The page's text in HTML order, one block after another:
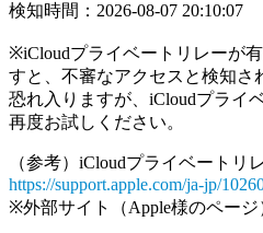
検知時間：2026-08-07 20:10:07
※iCloudプライベートリレーが
すと、不審なアクセスと検知さ
恐れ入りますが、iCloudプライ
再度お試しください。
（参考）iCloudプライベートリ
https://support.apple.com/ja-jp/
※外部サイト（Apple様のページ